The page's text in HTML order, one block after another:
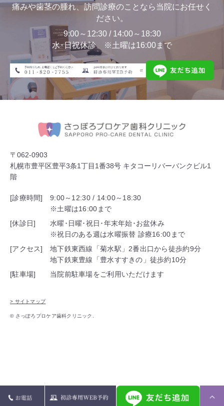
痛みや歯茎の腫れ、訪問診療のことなら当院にお任せく
ださい。
9:00～12:30 / 14:00～18:30
水･日祝休診 ※土曜は16:00まで
〒062-0903
札幌市豊平区豊平3条1丁目1番38号 キタコーリバーバンクビル1
階
[診療時間]
9:00～12:30 / 14:00～18:30
※土曜は16:00まで
[休診日]
水曜･日曜･祝日･年末年始･お盆休み
※祝日のある週は水曜振替 診療16:00まで
[アクセス]
地下鉄東西線「菊水駅」2番出口から徒歩約9分
地下鉄東豊線「豊水すすきの」徒歩約10分
[駐車場]
当院前駐車場をご利用いただけます
> サイトマップ
© さっぽろプロケア歯科クリニック.